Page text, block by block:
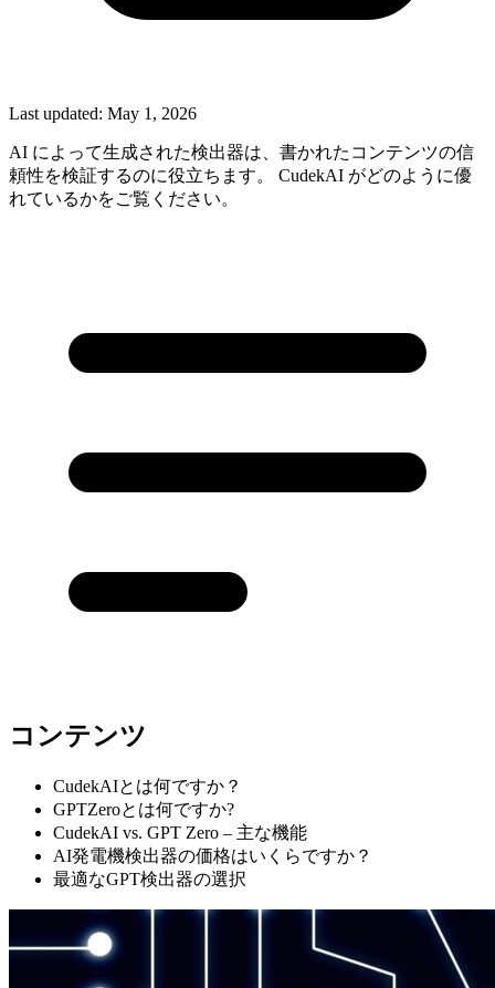
Last updated: May 1, 2026
AI によって生成された検出器は、書かれたコンテンツの信
頼性を検証するのに役立ちます。 CudekAI がどのように優
れているかをご覧ください。
コンテンツ
CudekAIとは何ですか？
GPTZeroとは何ですか?
CudekAI vs. GPT Zero – 主な機能
AI発電機検出器の価格はいくらですか？
最適なGPT検出器の選択